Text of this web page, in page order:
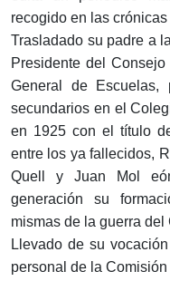
recogido en las
Trasladado su padre a
Presidente del
General de Escuelas,
secundarios en el
en 1925 con el título
entre los ya fallecidos,
Quell y Juan Mol
generación su
mismas de la guerra del
Llevado de su
personal de la